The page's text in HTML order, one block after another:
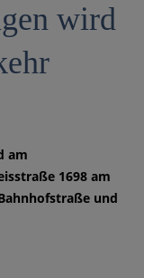
wird
am
1698 am
und